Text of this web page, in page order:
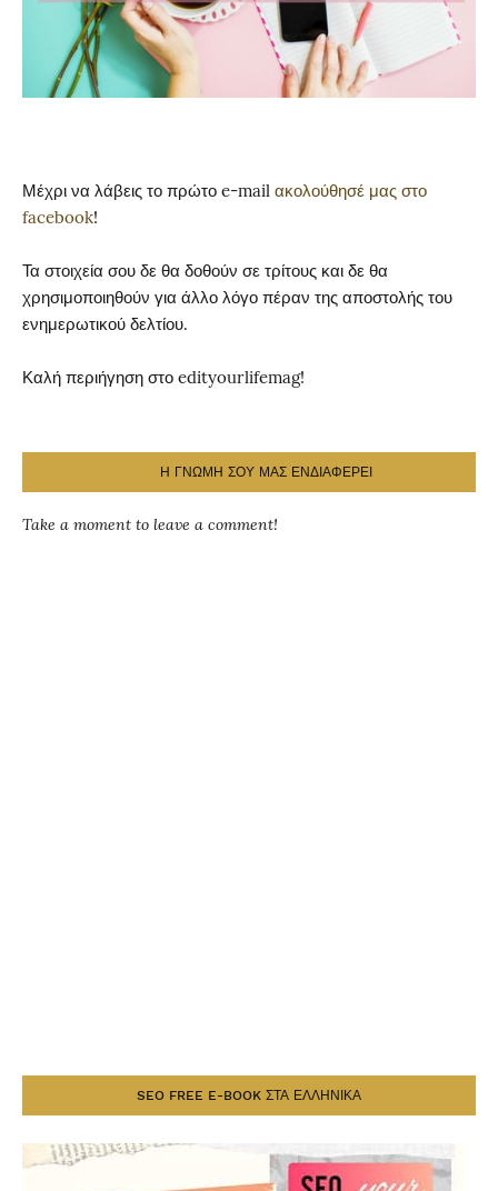
Μέχρι να λάβεις το πρώτο e-mail ακολούθησέ μας στο
facebook!
Τα στοιχεία σου δε θα δοθούν σε τρίτους και δε θα
χρησιμοποιηθούν για άλλο λόγο πέραν της αποστολής του
ενημερωτικού δελτίου.
Καλή περιήγηση στο edityourlifemag!
Η ΓΝΩΜΗ ΣΟΥ ΜΑΣ ΕΝΔΙΑΦΕΡΕΙ
Take a moment to leave a comment!
SEO FREE E-BOOK ΣΤΑ ΕΛΛΗΝΙΚΑ